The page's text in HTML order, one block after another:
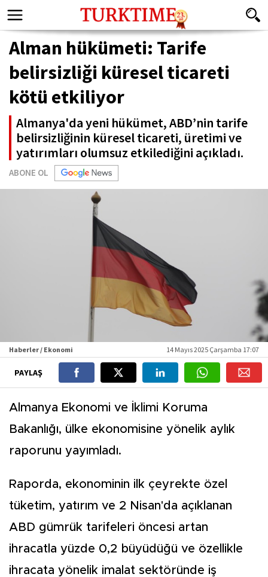
Alman hükümeti: Tarife
belirsizliği küresel ticareti
kötü etkiliyor
Almanya'da yeni hükümet, ABD’nin tarife
belirsizliğinin küresel ticareti, üretimi ve
yatırımları olumsuz etkilediğini açıkladı.
ABONE OL
Haberler / Ekonomi 14 Mayıs 2025 Çarşamba 17:07
PAYLAŞ
Almanya Ekonomi ve İklimi Koruma
Bakanlığı, ülke ekonomisine yönelik aylık
raporunu yayımladı.
Raporda, ekonominin ilk çeyrekte özel
tüketim, yatırım ve 2 Nisan'da açıklanan
ABD gümrük tarifeleri öncesi artan
ihracatla yüzde 0,2 büyüdüğü ve özellikle
ihracata yönelik imalat sektöründe iş